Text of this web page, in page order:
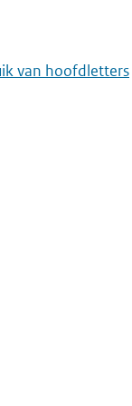
van hoofdletters